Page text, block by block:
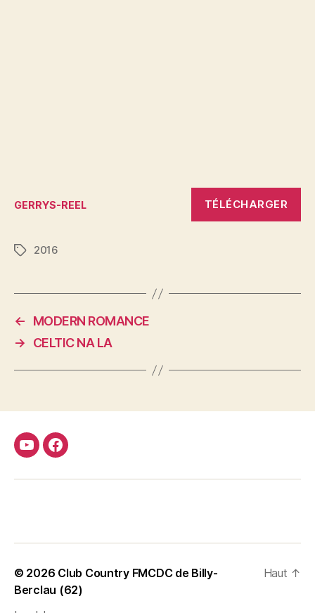
GERRYS-REEL TÉLÉCHARGER
Étiquettes
2016
←
MODERN ROMANCE
→
CELTIC NA LA
YoutubeFacebook
© 2026 Club Country FMCDC de Billy-
Berclau (62)
Haut ↑